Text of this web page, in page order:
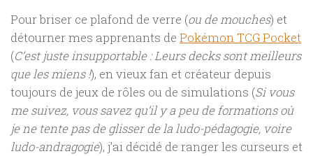
Pour briser ce plafond de verre (ou de mouches) et
détourner mes apprenants de Pokémon TCG Pocket
(C’est juste insupportable : Leurs decks sont meilleurs
que les miens !), en vieux fan et créateur depuis
toujours de jeux de rôles ou de simulations (Si vous
me suivez, vous savez qu’il y a peu de formations où
je ne tente pas de glisser de la ludo-pédagogie, voire
ludo-andragogie), j’ai décidé de ranger les curseurs et